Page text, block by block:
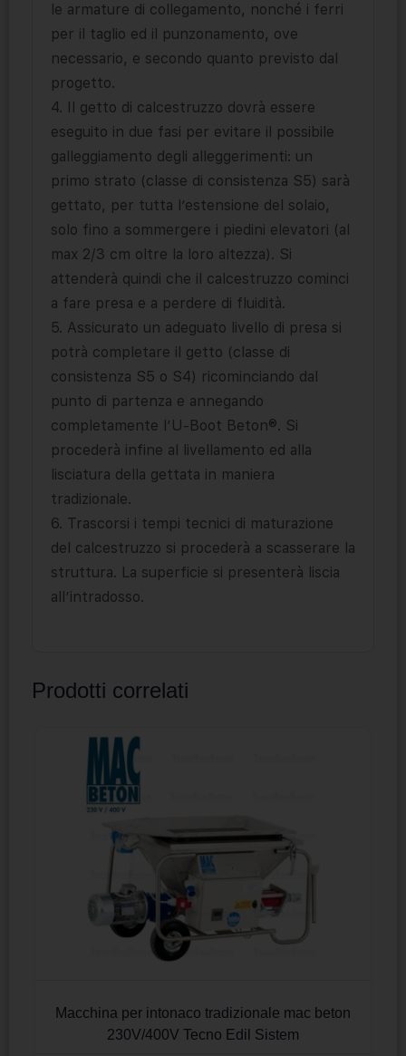
le armature di collegamento, nonché i ferri
per il taglio ed il punzonamento, ove
necessario, e secondo quanto previsto dal
progetto.
4. Il getto di calcestruzzo dovrà essere
eseguito in due fasi per evitare il possibile
galleggiamento degli alleggerimenti: un
primo strato (classe di consistenza S5) sarà
gettato, per tutta l’estensione del solaio,
solo fino a sommergere i piedini elevatori (al
max 2/3 cm oltre la loro altezza). Si
attenderà quindi che il calcestruzzo cominci
a fare presa e a perdere di fluidità.
5. Assicurato un adeguato livello di presa si
potrà completare il getto (classe di
consistenza S5 o S4) ricominciando dal
punto di partenza e annegando
completamente l’U-Boot Beton®. Si
procederà infine al livellamento ed alla
lisciatura della gettata in maniera
tradizionale.
6. Trascorsi i tempi tecnici di maturazione
del calcestruzzo si procederà a scasserare la
struttura. La superficie si presenterà liscia
all’intradosso.
Prodotti correlati
Macchina per intonaco tradizionale mac beton
230V/400V Tecno Edil Sistem